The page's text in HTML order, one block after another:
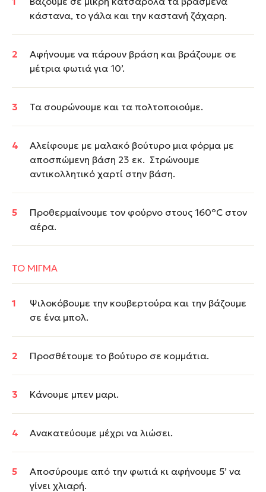
κάστανα, το γάλα και την καστανή ζάχαρη.
Αφήνουμε να πάρουν βράση και βράζουμε σε
μέτρια φωτιά για 10’.
Τα σουρώνουμε και τα πολτοποιούμε.
Αλείφουμε με μαλακό βούτυρο μια φόρμα με
αποσπώμενη βάση 23 εκ. Στρώνουμε
αντικολλητικό χαρτί στην βάση.
Προθερμαίνουμε τον φούρνο στους 160ºC στον
αέρα.
ΤΟ ΜΙΓΜΑ
Ψιλοκόβουμε την κουβερτούρα και την βάζουμε
σε ένα μπολ.
Προσθέτουμε το βούτυρο σε κομμάτια.
Κάνουμε μπεν μαρι.
Ανακατεύουμε μέχρι να λιώσει.
Αποσύρουμε από την φωτιά κι αφήνουμε 5’ να
γίνει χλιαρή.